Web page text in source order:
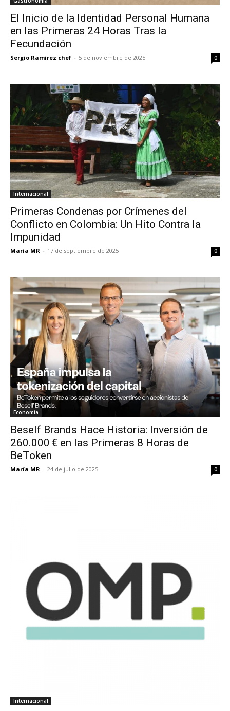
El Inicio de la Identidad Personal Humana
en las Primeras 24 Horas Tras la
Fecundación
Sergio Ramirez chef - 5 de noviembre de 2025 0
Internacional
Primeras Condenas por Crímenes del
Conflicto en Colombia: Un Hito Contra la
Impunidad
María MR - 17 de septiembre de 2025 0
Economía
Beself Brands Hace Historia: Inversión de
260.000 € en las Primeras 8 Horas de
BeToken
María MR - 24 de julio de 2025 0
Internacional